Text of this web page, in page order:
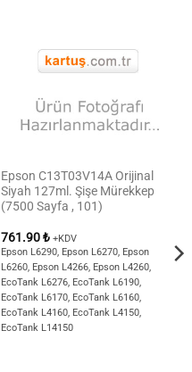
Epson C13T03V14A Orijinal
Siyah 127ml. Şişe Mürekkep
(7500 Sayfa , 101)
761.90₺ +KDV
Epson L6290, Epson L6270, Epson
L6260, Epson L4266, Epson L4260,
EcoTank L6276, EcoTank L6190,
EcoTank L6170, EcoTank L6160,
EcoTank L4160, EcoTank L4150,
EcoTank L14150